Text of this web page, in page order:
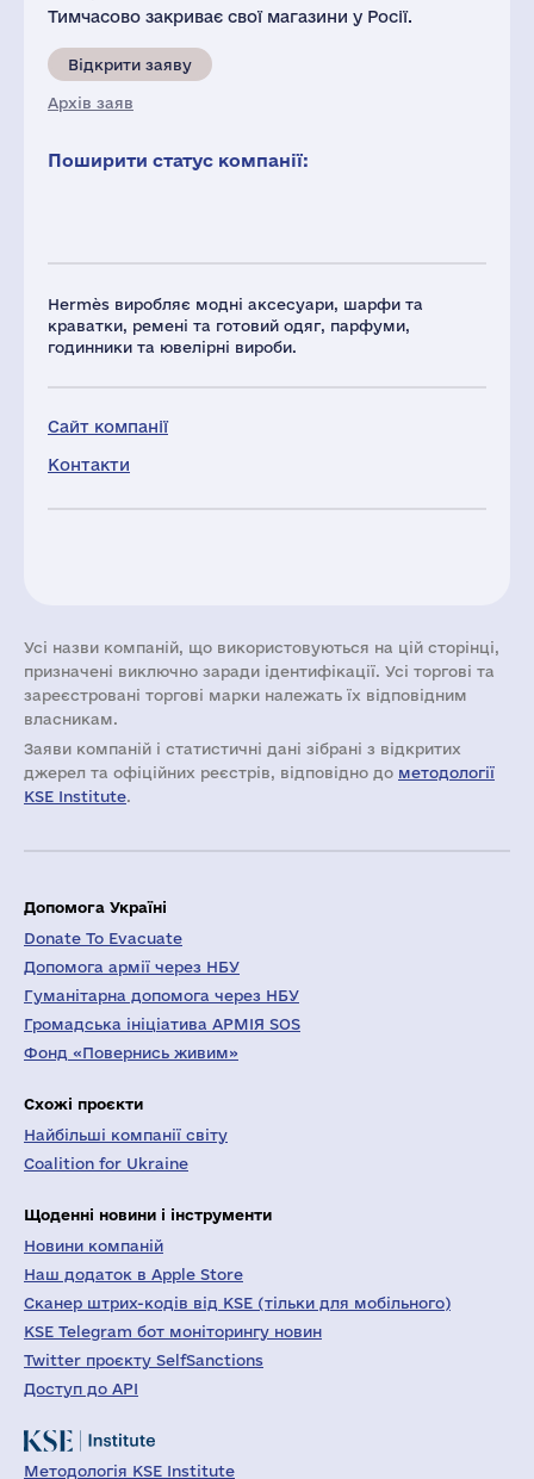
Hermès виробляє модні аксесуари, шарфи та
краватки, ремені та готовий одяг, парфуми,
годинники та ювелірні вироби.
Сайт компанії
Контакти
Тимчасово закриває свої магазини у Росії.
Відкрити заяву
Архів заяв
Поширити статус компанії:
Усі назви компаній, що використовуються на цій сторінці,
призначені виключно заради ідентифікації. Усі торгові та
зареєстровані торгові марки належать їх відповідним
власникам.
Заяви компаній i статистичні дані зібрані з відкритих
джерел та офіційних реєстрів, відповідно до методології
KSE Institute.
Допомога Україні
Donate To Evacuate
Допомога армії через НБУ
Гуманітарна допомога через НБУ
Громадська ініціатива АРМІЯ SOS
Фонд «Повернись живим»
Схожі проєкти
Найбільші компанії світу
Coalition for Ukraine
Щоденні новини і інструменти
Новини компаній
Наш додаток в Apple Store
Сканер штрих-кодів від KSE (тільки для мобільного)
KSE Telegram бот моніторингу новин
Twitter проєкту SelfSanctions
Доступ до API
Методологія KSE Institute